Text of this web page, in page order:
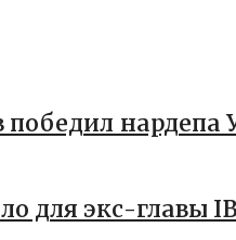
для экс-главы